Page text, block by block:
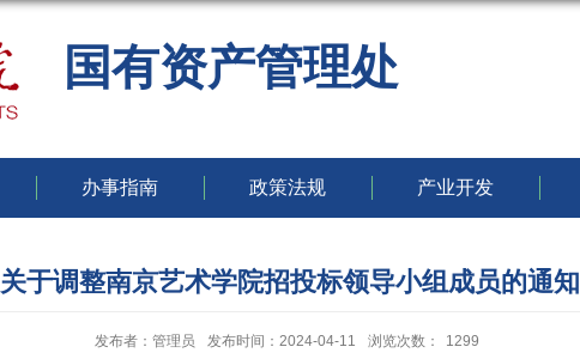
国有资产管理处
办事指南 政策法规 产业开发
关于调整南京艺术学院招投标领导小组成员的通知
发布者：管理员 发布时间：2024-04-11 浏览次数： 1299